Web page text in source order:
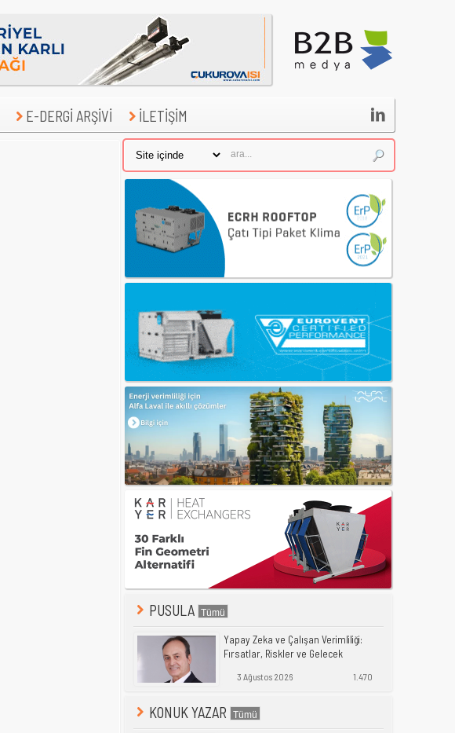
E-DERGİ ARŞİVİ İLETİŞİM 
PUSULA
Yapay Zeka ve Çalışan Verimliliği:
Fırsatlar, Riskler ve Gelecek
3 Ağustos 2026 1.470
KONUK YAZAR